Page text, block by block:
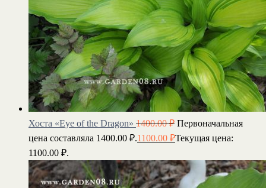
Хоста «Eye of the Dragon» 1400.00₽ Первоначальная
цена составляла 1400.00 ₽.1100.00 ₽Текущая цена:
1100.00 ₽.